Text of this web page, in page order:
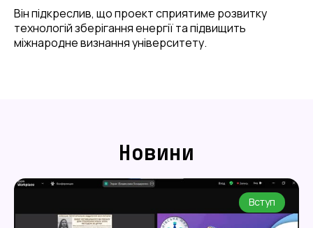
Він підкреслив, що проект сприятиме розвитку
технологій зберігання енергії та підвищить
міжнародне визнання університету.
Новини
Вступ